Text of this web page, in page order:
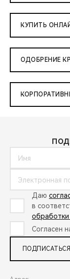
КУПИТЬ
ОДОБРЕНИЕ
Даю
в
Согласен